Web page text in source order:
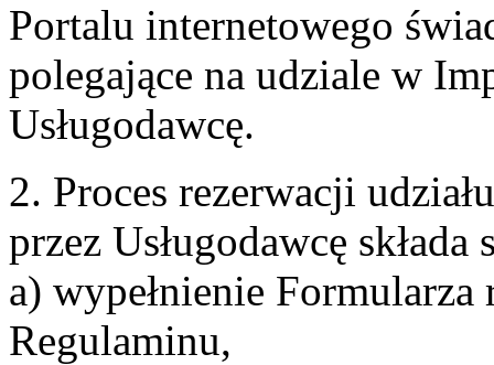
Portalu internetowego
polegające na udziale w
Usługodawcę.
2. Proces rezerwacji
przez Usługodawcę
a) wypełnienie
Regulaminu,